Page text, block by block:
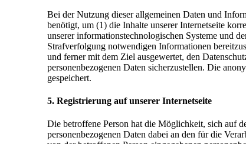
Bei der Nutzung dieser allgemeinen Daten und
benötigt, um (1) die Inhalte unserer Internetseite
unserer informationstechnologischen Systeme und
Strafverfolgung notwendigen Informationen
und ferner mit dem Ziel ausgewertet, den
personenbezogenen Daten sicherzustellen. Die
gespeichert.
5. Registrierung auf unserer Internetseite
Die betroffene Person hat die Möglichkeit, sich auf
personenbezogenen Daten dabei an den für die